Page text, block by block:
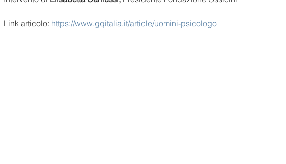
Link articolo: https://www.gqitalia.it/article/uomini-psicologo